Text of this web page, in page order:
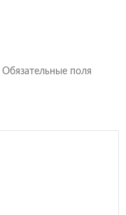
Обязательные поля